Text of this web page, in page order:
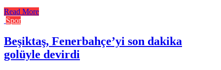
Read More
Spor
Beşiktaş, Fenerbahçe’yi son dakika
golüyle devirdi